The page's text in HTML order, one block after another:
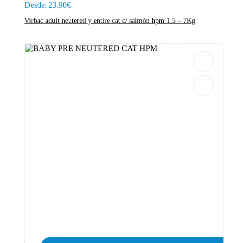
Desde: 23.90€
Virbac adult neutered y entire cat c/ salmón hpm 1.5 – 7Kg